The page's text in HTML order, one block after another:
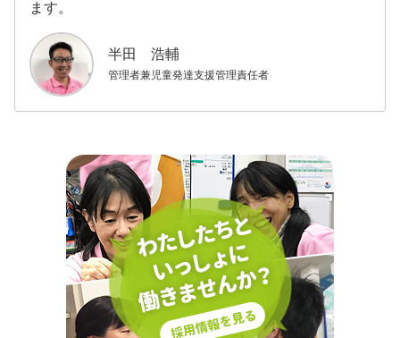
ます。
半田 浩輔
管理者兼児童発達支援管理責任者